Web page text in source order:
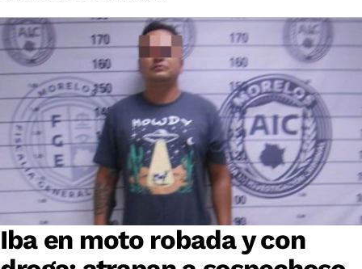
Iba en moto robada y con